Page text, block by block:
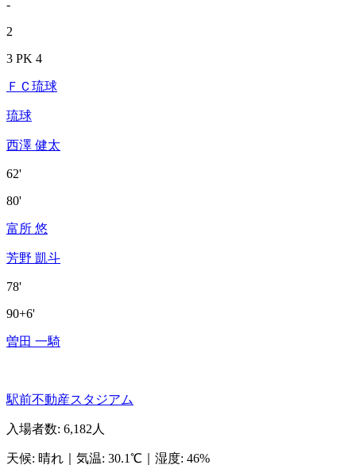
-
2
3 PK 4
ＦＣ琉球
琉球
西澤 健太
62'
80'
富所 悠
芳野 凱斗
78'
90+6'
曽田 一騎
駅前不動産スタジアム
入場者数: 6,182人
天候: 晴れ 気温: 30.1℃ 湿度: 46%